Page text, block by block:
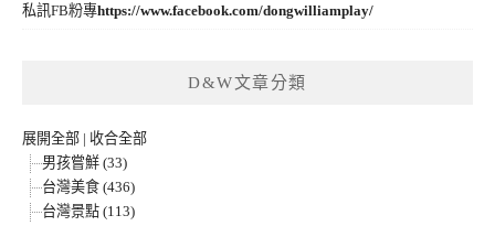
私訊FB粉專https://www.facebook.com/dongwilliamplay/
D&W文章分類
展開全部 | 收合全部
男孩嘗鮮 (33)
台灣美食 (436)
台灣景點 (113)